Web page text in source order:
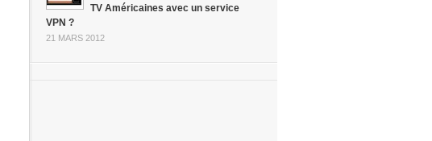
TV Américaines avec un service
VPN ?
21 MARS 2012